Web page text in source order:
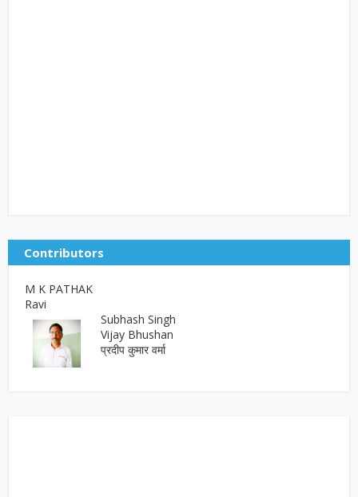
Contributors
M K PATHAK
Ravi
Subhash Singh
Vijay Bhushan
प्रदीप कुमार वर्मा